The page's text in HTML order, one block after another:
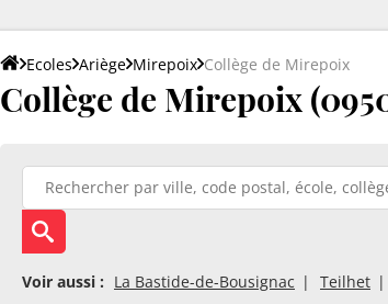
Ecoles Ariège Mirepoix Collège de Mirepoix
Collège de Mirepoix
Voir aussi : La Bastide-de-Bousignac Teilhet